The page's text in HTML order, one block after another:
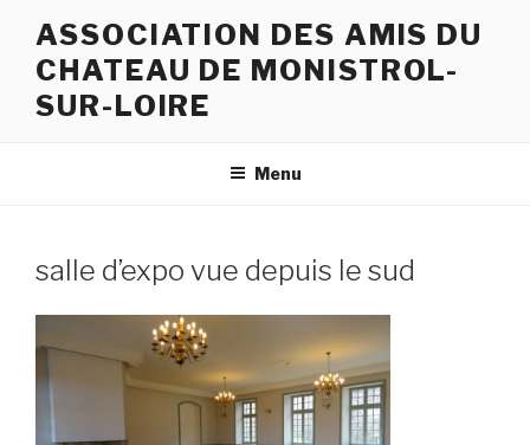
contenu
principal
ASSOCIATION DES AMIS DU
CHATEAU DE MONISTROL-
SUR-LOIRE
Menu
salle d’expo vue depuis le sud